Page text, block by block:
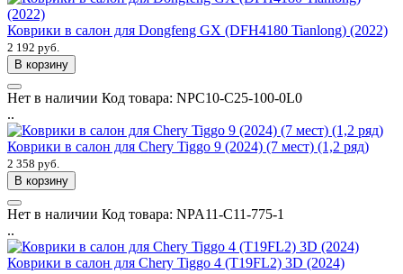
Коврики в салон для Dongfeng GX (DFH4180 Tianlong) (2022)
2 192 руб.
В корзину
Нет в наличии Код товара: NPC10-C25-100-0L0
..
Коврики в салон для Chery Tiggo 9 (2024) (7 мест) (1,2 ряд)
2 358 руб.
В корзину
Нет в наличии Код товара: NPA11-C11-775-1
..
Коврики в салон для Chery Tiggo 4 (T19FL2) 3D (2024)